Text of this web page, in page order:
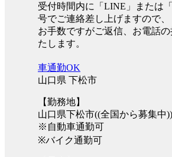
受付時間内に「LINE」または
号でご連絡差し上げますので、
お手数ですがご返信、お電話
たします。
車通勤OK
山口県 下松市
【勤務地】
山口県下松市((全国から募集中))
※自動車通勤可
※バイク通勤可